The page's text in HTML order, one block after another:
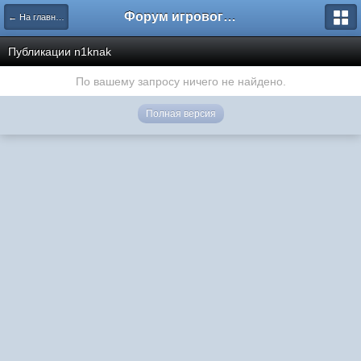
← На главную Форум игрового проекта Riverrise
Публикации n1knak
По вашему запросу ничего не найдено.
Полная версия